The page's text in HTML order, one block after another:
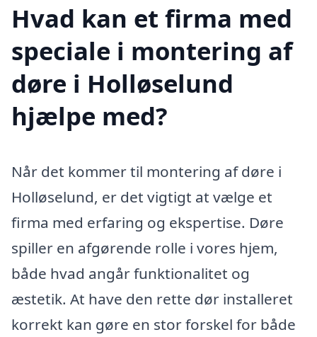
Hvad kan et firma med
speciale i montering af
døre i Holløselund
hjælpe med?
Når det kommer til montering af døre i
Holløselund, er det vigtigt at vælge et
firma med erfaring og ekspertise. Døre
spiller en afgørende rolle i vores hjem,
både hvad angår funktionalitet og
æstetik. At have den rette dør installeret
korrekt kan gøre en stor forskel for både